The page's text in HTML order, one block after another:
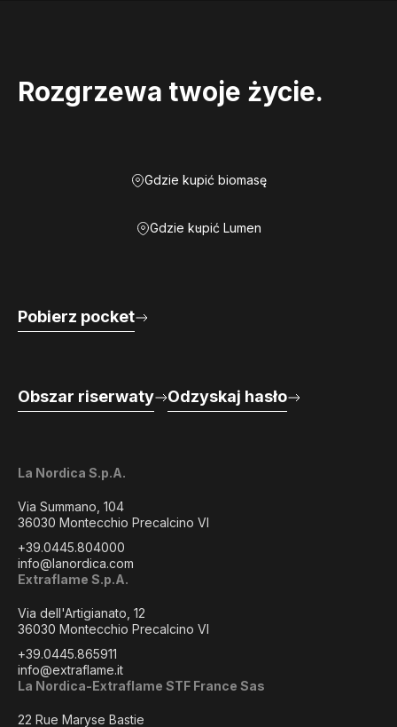
Rozgrzewa twoje życie.
Gdzie kupić biomasę
Gdzie kupić Lumen
La Nordica S.p.A.
Via Summano, 104
36030 Montecchio Precalcino VI
+39.0445.804000
info@lanordica.com
Extraflame S.p.A.
Via dell'Artigianato, 12
36030 Montecchio Precalcino VI
+39.0445.865911
info@extraflame.it
La Nordica-Extraflame STF France Sas
22 Rue Maryse Bastie
Pobierz pocket
Obszar riserwaty Odzyskaj hasło